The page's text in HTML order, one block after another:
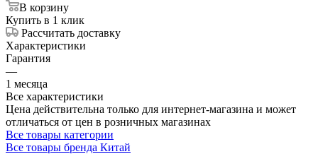
В корзину
Купить в 1 клик
Рассчитать доставку
Характеристики
Гарантия
—
1 месяца
Все характеристики
Цена действительна только для интернет-магазина и может
отличаться от цен в розничных магазинах
Все товары категории
Все товары бренда Китай